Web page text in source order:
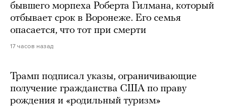
бывшего морпеха Роберта Гилмана, который
отбывает срок в Воронеже. Его семья
опасается, что тот при смерти
17 часов назад
Трамп подписал указы, ограничивающие
получение гражданства США по праву
рождения и «родильный туризм»